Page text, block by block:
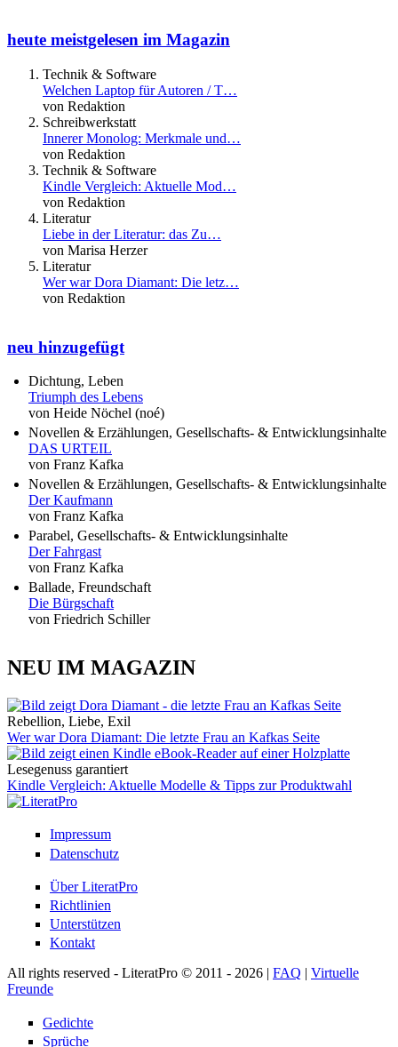
heute meistgelesen im Magazin
Technik & Software
Welchen Laptop für Autoren / T…
von Redaktion
Schreibwerkstatt
Innerer Monolog: Merkmale und…
von Redaktion
Technik & Software
Kindle Vergleich: Aktuelle Mod…
von Redaktion
Literatur
Liebe in der Literatur: das Zu…
von Marisa Herzer
Literatur
Wer war Dora Diamant: Die letz…
von Redaktion
neu hinzugefügt
Dichtung, Leben
Triumph des Lebens
von Heide Nöchel (noé)
Novellen & Erzählungen, Gesellschafts- & Entwicklungsinhalte
DAS URTEIL
von Franz Kafka
Novellen & Erzählungen, Gesellschafts- & Entwicklungsinhalte
Der Kaufmann
von Franz Kafka
Parabel, Gesellschafts- & Entwicklungsinhalte
Der Fahrgast
von Franz Kafka
Ballade, Freundschaft
Die Bürgschaft
von Friedrich Schiller
NEU IM MAGAZIN
Rebellion, Liebe, Exil
Wer war Dora Diamant: Die letzte Frau an Kafkas Seite
Lesegenuss garantiert
Kindle Vergleich: Aktuelle Modelle & Tipps zur Produktwahl
Impressum
Datenschutz
Über LiteratPro
Richtlinien
Unterstützen
Kontakt
All rights reserved - LiteratPro © 2011 - 2026 | FAQ | Virtuelle
Freunde
Gedichte
Sprüche